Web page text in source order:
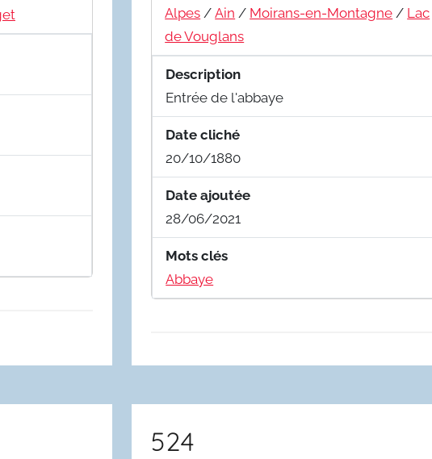
Alpes /Ain / Moirans-en-Montagne / Lac
de Vouglans
Description
Entrée de l'abbaye
Date cliché
20/10/1880
Date ajoutée
28/06/2021
Mots clés
Abbaye
524